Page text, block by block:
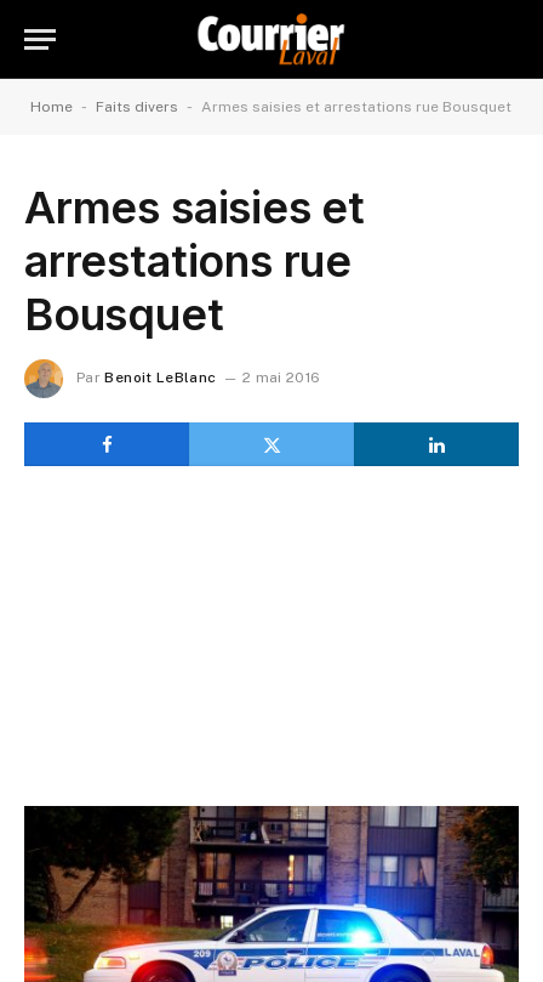
Home - Faits divers - Armes saisies et arrestations rue Bousquet
Armes saisies et
arrestations rue
Bousquet
Par Benoit LeBlanc 2 mai 2016